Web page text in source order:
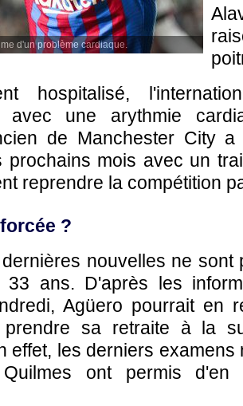
d'un problème cardiaque.
hospitalisé,
avec une arythmie
de Manchester City
prochains mois avec un
reprendre la compétition
?
nouvelles ne sont
ans. D'après les
Agüero pourrait en
prendre sa retraite à la
effet, les derniers
ont permis